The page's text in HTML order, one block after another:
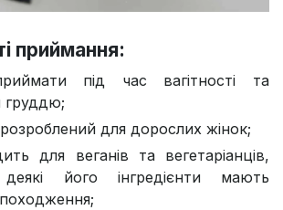
приймання:
під час вагітності та
груддю;
для дорослих жінок;
для веганів та вегетаріанців,
деякі його інгредієнти мають